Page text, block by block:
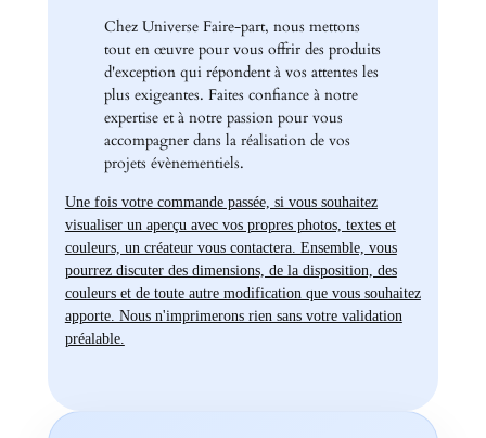
Chez Universe Faire-part, nous mettons
tout en œuvre pour vous offrir des produits
d'exception qui répondent à vos attentes les
plus exigeantes. Faites confiance à notre
expertise et à notre passion pour vous
accompagner dans la réalisation de vos
projets évènementiels.
Une fois votre commande passée, si vous souhaitez
visualiser un aperçu avec vos propres photos, textes et
couleurs, un créateur vous contactera. Ensemble, vous
pourrez discuter des dimensions, de la disposition, des
couleurs et de toute autre modification que vous souhaitez
apporte. Nous n'imprimerons rien sans votre validation
préalable.